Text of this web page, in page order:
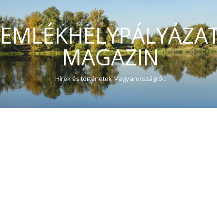
MAGAZIN
Hírek és történetek Magyarországról.